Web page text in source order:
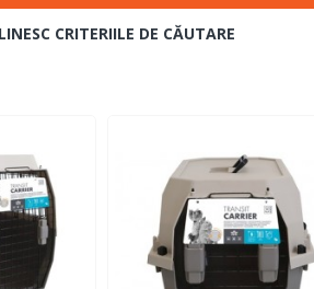
CRITERIILE DE CĂUTARE